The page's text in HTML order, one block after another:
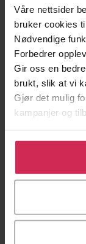
Våre nettsider
bruker cookies
Nødvendige
Forbedrer
Gir oss en
brukt, slik at vi
Gjør det mulig
kampanjer og
Klikk på
bruke cookies
tilpasse ditt